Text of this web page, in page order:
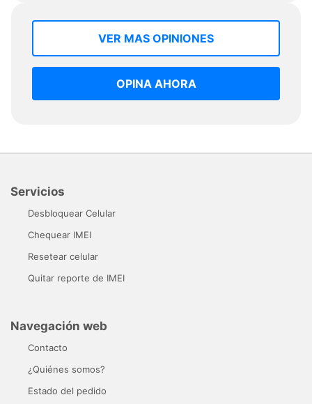
VER MAS OPINIONES
OPINA AHORA
Servicios
Desbloquear Celular
Chequear IMEI
Resetear celular
Quitar reporte de IMEI
Navegación web
Contacto
¿Quiénes somos?
Estado del pedido